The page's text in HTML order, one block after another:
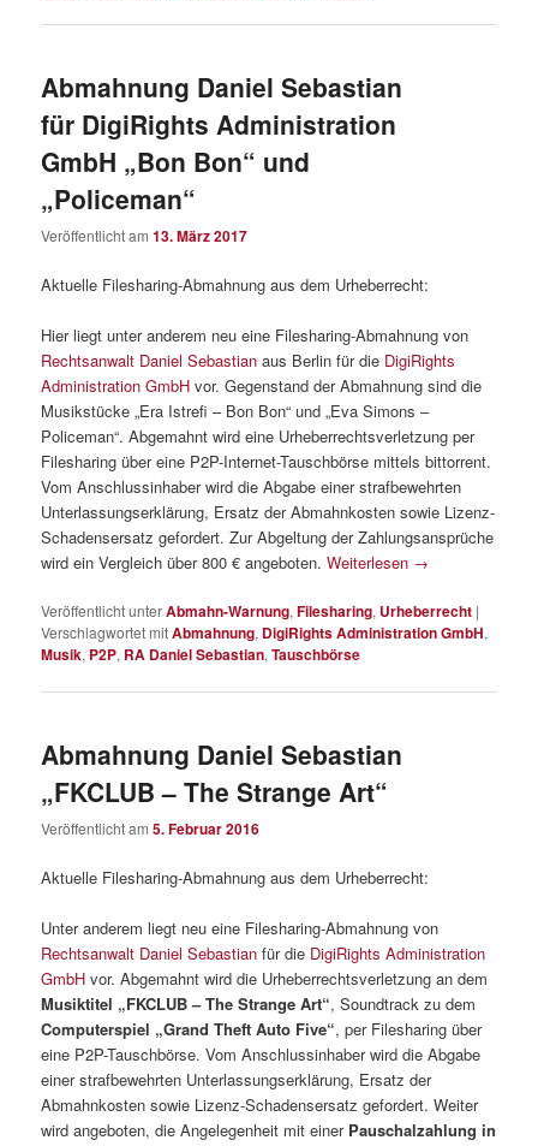
Abmahnung Daniel Sebastian
für DigiRights Administration
GmbH „Bon Bon“ und
„Policeman“
Veröffentlicht am13. März 2017
Aktuelle Filesharing-Abmahnung aus dem Urheberrecht:
Hier liegt unter anderem neu eine Filesharing-Abmahnung von
Rechtsanwalt Daniel Sebastian aus Berlin für die DigiRights
Administration GmbH vor. Gegenstand der Abmahnung sind die
Musikstücke „Era Istrefi – Bon Bon“ und „Eva Simons –
Policeman“. Abgemahnt wird eine Urheberrechtsverletzung per
Filesharing über eine P2P-Internet-Tauschbörse mittels bittorrent.
Vom Anschlussinhaber wird die Abgabe einer strafbewehrten
Unterlassungserklärung, Ersatz der Abmahnkosten sowie Lizenz-
Schadensersatz gefordert. Zur Abgeltung der Zahlungsansprüche
wird ein Vergleich über 800 € angeboten.Weiterlesen →
Veröffentlicht unterAbmahn-Warnung,Filesharing, Urheberrecht |
Verschlagwortet mitAbmahnung, DigiRights Administration GmbH,
Musik, P2P, RA Daniel Sebastian,Tauschbörse
Abmahnung Daniel Sebastian
„FKCLUB – The Strange Art“
Veröffentlicht am5. Februar 2016
Aktuelle Filesharing-Abmahnung aus dem Urheberrecht:
Unter anderem liegt neu eine Filesharing-Abmahnung von
Rechtsanwalt Daniel Sebastian für die DigiRights Administration
GmbH vor. Abgemahnt wird die Urheberrechtsverletzung an dem
Musiktitel „FKCLUB – The Strange Art“, Soundtrack zu dem
Computerspiel „Grand Theft Auto Five“, per Filesharing über
eine P2P-Tauschbörse. Vom Anschlussinhaber wird die Abgabe
einer strafbewehrten Unterlassungserklärung, Ersatz der
Abmahnkosten sowie Lizenz-Schadensersatz gefordert. Weiter
wird angeboten, die Angelegenheit mit einer Pauschalzahlung in